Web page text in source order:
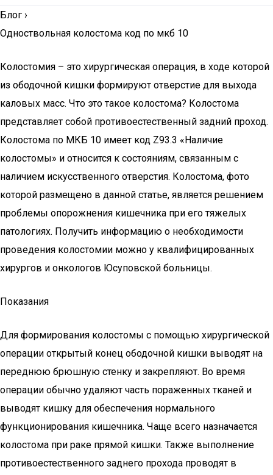
Блог ›
Одноствольная колостома код по мкб 10
Колостомия – это хирургическая операция, в ходе которой
из ободочной кишки формируют отверстие для выхода
каловых масс. Что это такое колостома? Колостома
представляет собой противоестественный задний проход.
Колостома по МКБ 10 имеет код Z93.3 «Наличие
колостомы» и относится к состояниям, связанным с
наличием искусственного отверстия. Колостома, фото
которой размещено в данной статье, является решением
проблемы опорожнения кишечника при его тяжелых
патологиях. Получить информацию о необходимости
проведения колостомии можно у квалифицированных
хирургов и онкологов Юсуповской больницы.
Показания
Для формирования колостомы с помощью хирургической
операции открытый конец ободочной кишки выводят на
переднюю брюшную стенку и закрепляют. Во время
операции обычно удаляют часть пораженных тканей и
выводят кишку для обеспечения нормального
функционирования кишечника. Чаще всего назначается
колостома при раке прямой кишки. Также выполнение
противоестественного заднего прохода проводят в